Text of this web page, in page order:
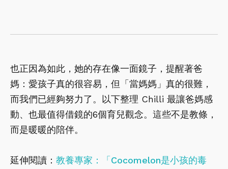
也正因為如此，她的存在像一面鏡子，提醒著爸
媽：愛孩子真的很容易，但「當媽媽」真的很難，
而我們已經夠努力了。以下整理 Chilli 最讓爸媽感
動、也最值得借鏡的6個育兒觀念。這些不是教條，
而是暖暖的陪伴。
延伸閱讀： 教養專家：「Cocomelon是小孩的毒